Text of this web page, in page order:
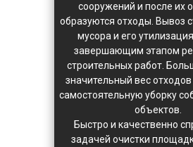
сооружений и после их
образуются отходы. Вывоз
мусора и его
завершающим этапом
строительных работ.
значительный вес
самостоятельную уборку
объектов.
Быстро и качественно
задачей очистки